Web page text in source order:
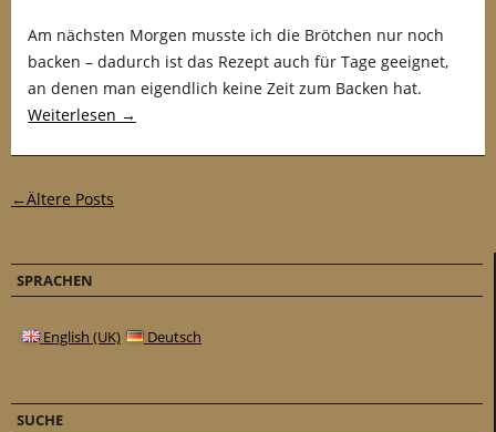
Am nächsten Morgen musste ich die Brötchen nur noch
backen – dadurch ist das Rezept auch für Tage geeignet,
an denen man eigendlich keine Zeit zum Backen hat.
Weiterlesen →
Post-Navigation
←Ältere Posts
SPRACHEN
English (UK) Deutsch
SUCHE